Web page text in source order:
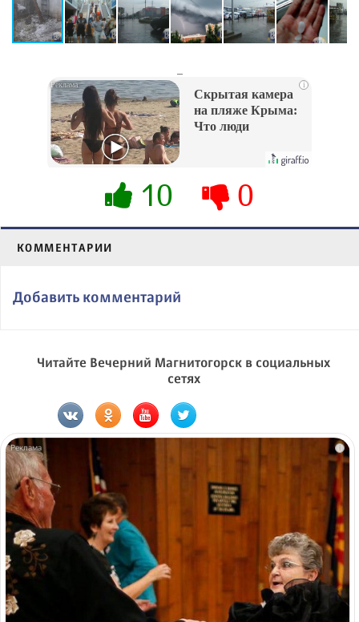
i
Скрытая камера
на пляже Крыма:
Что люди
их не видят...
10 0
КОММЕНТАРИИ
Добавить комментарий
Читайте Вечерний Магнитогорск в социальных
сетях
i